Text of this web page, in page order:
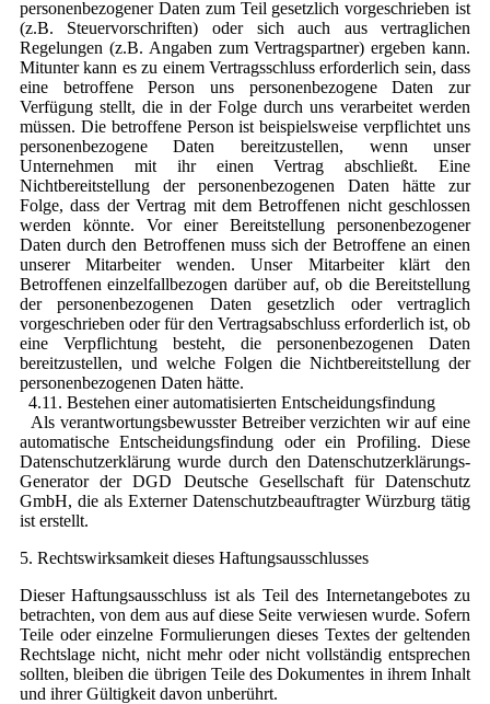
personenbezogener Daten zum Teil gesetzlich vorgeschrieben ist
(z.B. Steuervorschriften) oder sich auch aus vertraglichen
Regelungen (z.B. Angaben zum Vertragspartner) ergeben kann.
Mitunter kann es zu einem Vertragsschluss erforderlich sein, dass
eine betroffene Person uns personenbezogene Daten zur
Verfügung stellt, die in der Folge durch uns verarbeitet werden
müssen. Die betroffene Person ist beispielsweise verpflichtet uns
personenbezogene Daten bereitzustellen, wenn unser
Unternehmen mit ihr einen Vertrag abschließt. Eine
Nichtbereitstellung der personenbezogenen Daten hätte zur
Folge, dass der Vertrag mit dem Betroffenen nicht geschlossen
werden könnte. Vor einer Bereitstellung personenbezogener
Daten durch den Betroffenen muss sich der Betroffene an einen
unserer Mitarbeiter wenden. Unser Mitarbeiter klärt den
Betroffenen einzelfallbezogen darüber auf, ob die Bereitstellung
der personenbezogenen Daten gesetzlich oder vertraglich
vorgeschrieben oder für den Vertragsabschluss erforderlich ist, ob
eine Verpflichtung besteht, die personenbezogenen Daten
bereitzustellen, und welche Folgen die Nichtbereitstellung der
personenbezogenen Daten hätte.
4.11. Bestehen einer automatisierten Entscheidungsfindung
Als verantwortungsbewusster Betreiber verzichten wir auf eine
automatische Entscheidungsfindung oder ein Profiling. Diese
Datenschutzerklärung wurde durch den Datenschutzerklärungs-
Generator der DGD Deutsche Gesellschaft für Datenschutz
GmbH, die als Externer Datenschutzbeauftragter Würzburg tätig
ist erstellt.
5. Rechtswirksamkeit dieses Haftungsausschlusses
Dieser Haftungsausschluss ist als Teil des Internetangebotes zu
betrachten, von dem aus auf diese Seite verwiesen wurde. Sofern
Teile oder einzelne Formulierungen dieses Textes der geltenden
Rechtslage nicht, nicht mehr oder nicht vollständig entsprechen
sollten, bleiben die übrigen Teile des Dokumentes in ihrem Inhalt
und ihrer Gültigkeit davon unberührt.